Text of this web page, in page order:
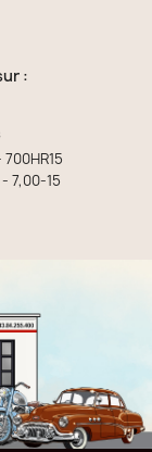
:
700HR15
7,00-15